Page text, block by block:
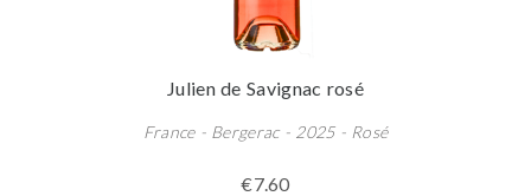
Julien de Savignac rosé
France - Bergerac - 2025 - Rosé
€7.60